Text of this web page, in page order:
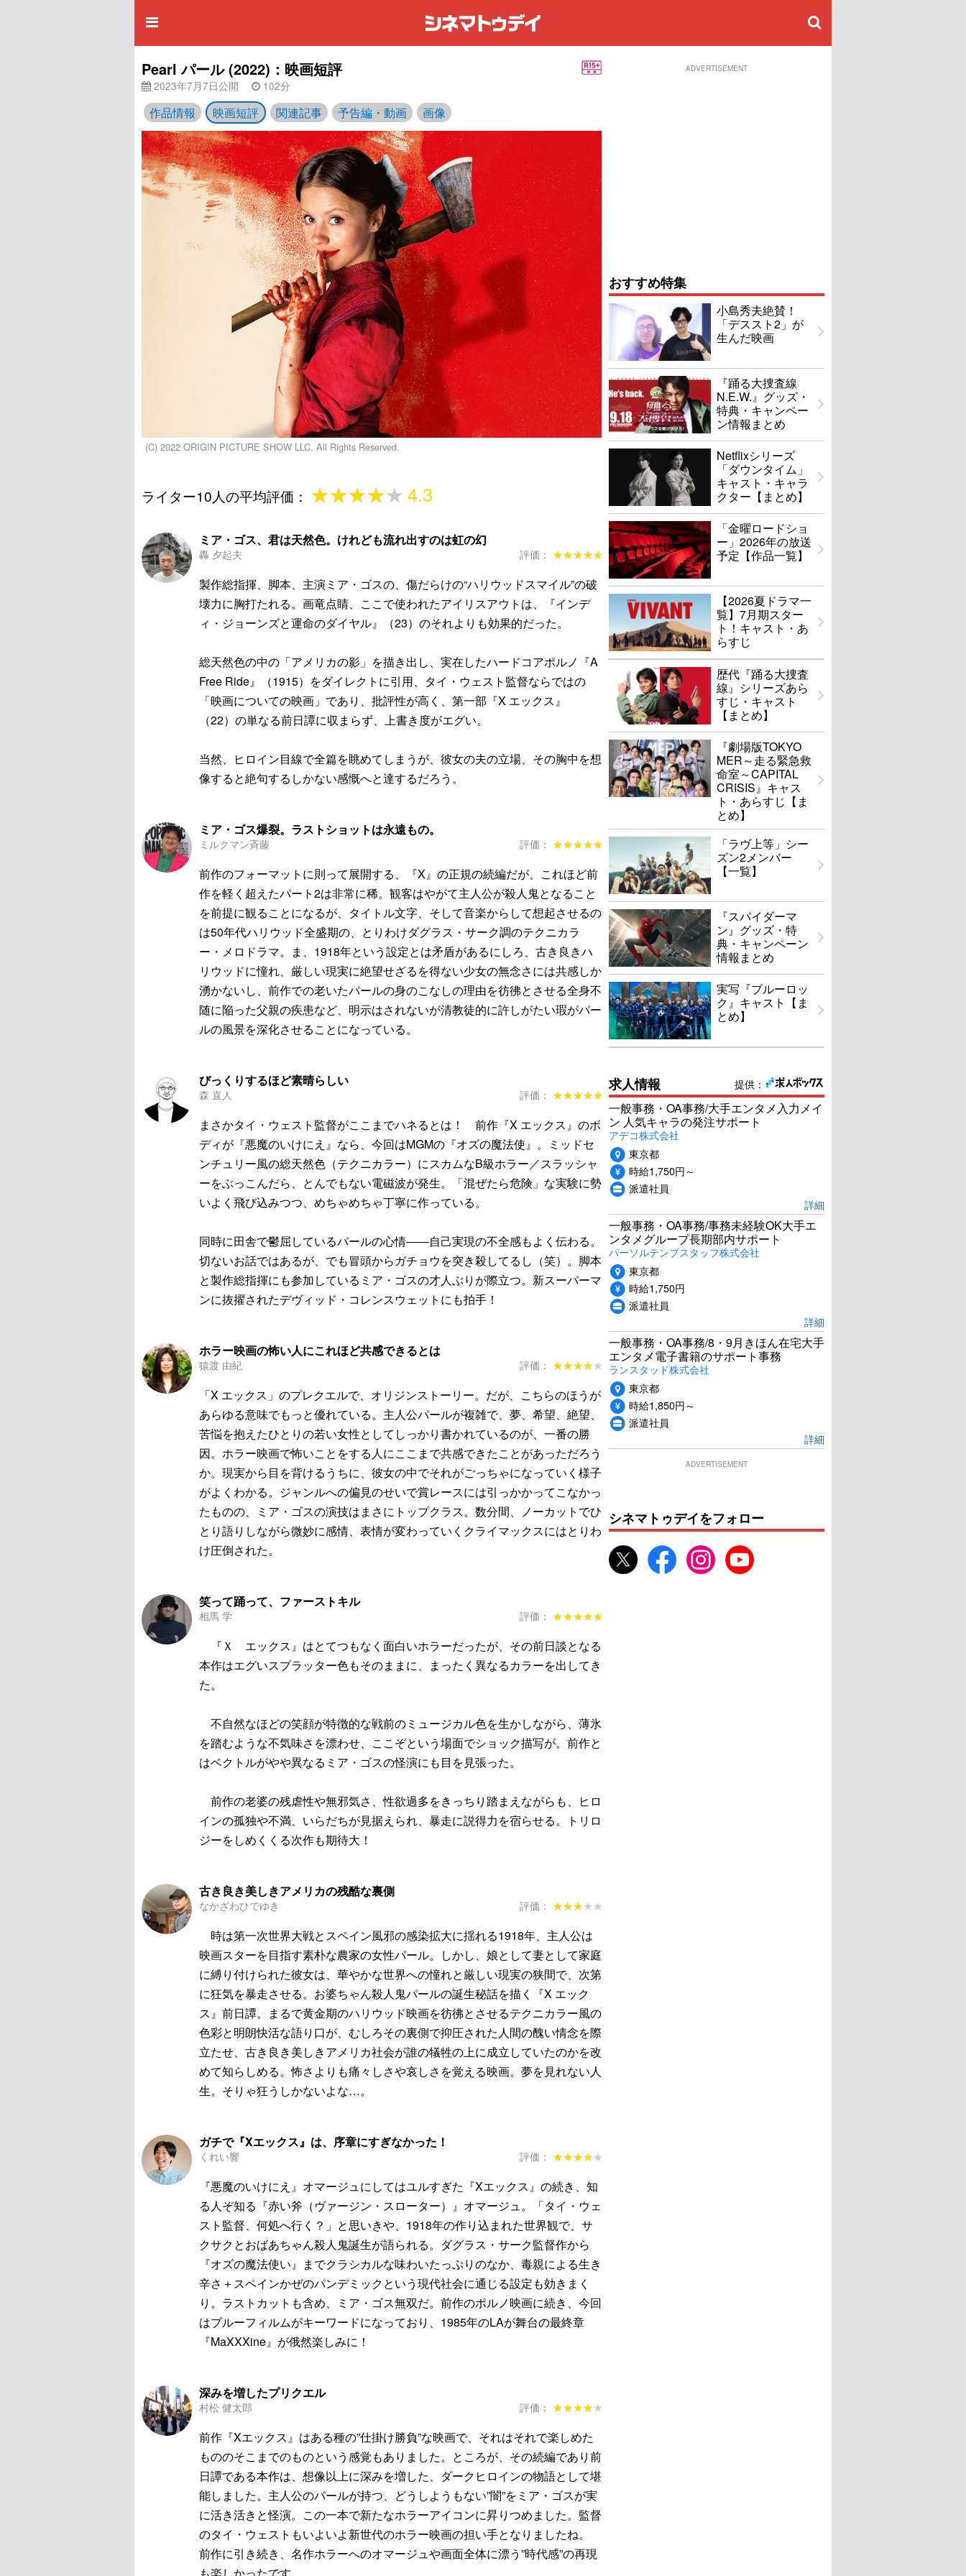
Pearl パール (2022)：映画短評
2023年7月7日公開 102分
作品情報 映画短評 関連記事 予告編・動画 画像
(C) 2022 ORIGIN PICTURE SHOW LLC. All Rights Reserved.
ライター10人の平均評価： ★★★★★
★★★★★4.3
ミア・ゴス、君は天然色。けれども流れ出すのは虹の幻
轟 夕起夫 評価： ★★★★★
★★★★★
製作総指揮、脚本、主演ミア・ゴスの、傷だらけの“ハリウッドスマイル”の破
壊力に胸打たれる。画竜点睛、ここで使われたアイリスアウトは、『インデ
ィ・ジョーンズと運命のダイヤル』（23）のそれよりも効果的だった。
総天然色の中の「アメリカの影」を描き出し、実在したハードコアポルノ『A
Free Ride』（1915）をダイレクトに引用、タイ・ウェスト監督ならではの
「映画についての映画」であり、批評性が高く、第一部『X エックス』
（22）の単なる前日譚に収まらず、上書き度がエグい。
当然、ヒロイン目線で全篇を眺めてしまうが、彼女の夫の立場、その胸中を想
像すると絶句するしかない感慨へと達するだろう。
ミア・ゴス爆裂。ラストショットは永遠もの。
ミルクマン斉藤 評価： ★★★★★
★★★★★
前作のフォーマットに則って展開する、『X』の正規の続編だが、これほど前
作を軽く超えたパート2は非常に稀。観客はやがて主人公が殺人鬼となること
を前提に観ることになるが、タイトル文字、そして音楽からして想起させるの
は50年代ハリウッド全盛期の、とりわけダグラス・サーク調のテクニカラ
ー・メロドラマ。ま、1918年という設定とは矛盾があるにしろ、古き良きハ
リウッドに憧れ、厳しい現実に絶望せざるを得ない少女の無念さには共感しか
湧かないし、前作での老いたパールの身のこなしの理由を彷彿とさせる全身不
随に陥った父親の疾患など、明示はされないが清教徒的に許しがたい瑕がパー
ルの風景を深化させることになっている。
びっくりするほど素晴らしい
森 直人 評価： ★★★★★
★★★★★
まさかタイ・ウェスト監督がここまでハネるとは！ 前作『X エックス』のボ
ディが『悪魔のいけにえ』なら、今回はMGMの『オズの魔法使』。ミッドセ
ンチュリー風の総天然色（テクニカラー）にスカムなB級ホラー／スラッシャ
ーをぶっこんだら、とんでもない電磁波が発生。「混ぜたら危険」な実験に勢
いよく飛び込みつつ、めちゃめちゃ丁寧に作っている。
同時に田舎で鬱屈しているパールの心情――自己実現の不全感もよく伝わる。
切ないお話ではあるが、でも冒頭からガチョウを突き殺してるし（笑）。脚本
と製作総指揮にも参加しているミア・ゴスの才人ぶりが際立つ。新スーパーマ
ンに抜擢されたデヴィッド・コレンスウェットにも拍手！
ホラー映画の怖い人にこれほど共感できるとは
猿渡 由紀 評価： ★★★★★
★★★★★
「X エックス」のプレクエルで、オリジンストーリー。だが、こちらのほうが
あらゆる意味でもっと優れている。主人公パールが複雑で、夢、希望、絶望、
苦悩を抱えたひとりの若い女性としてしっかり書かれているのが、一番の勝
因。ホラー映画で怖いことをする人にここまで共感できたことがあっただろう
か。現実から目を背けるうちに、彼女の中でそれがごっちゃになっていく様子
がよくわかる。ジャンルへの偏見のせいで賞レースには引っかかってこなかっ
たものの、ミア・ゴスの演技はまさにトップクラス。数分間、ノーカットでひ
とり語りしながら微妙に感情、表情が変わっていくクライマックスにはとりわ
け圧倒された。
笑って踊って、ファーストキル
相馬 学 評価： ★★★★★
★★★★★
『Ｘ エックス』はとてつもなく面白いホラーだったが、その前日談となる
本作はエグいスプラッター色もそのままに、まったく異なるカラーを出してき
た。
不自然なほどの笑顔が特徴的な戦前のミュージカル色を生かしながら、薄氷
を踏むような不気味さを漂わせ、ここぞという場面でショック描写が。前作と
はベクトルがやや異なるミア・ゴスの怪演にも目を見張った。
前作の老婆の残虐性や無邪気さ、性欲過多をきっちり踏まえながらも、ヒロ
インの孤独や不満、いらだちが見据えられ、暴走に説得力を宿らせる。トリロ
ジーをしめくくる次作も期待大！
古き良き美しきアメリカの残酷な裏側
なかざわひでゆき 評価： ★★★★★
★★★★★
時は第一次世界大戦とスペイン風邪の感染拡大に揺れる1918年、主人公は
映画スターを目指す素朴な農家の女性パール。しかし、娘として妻として家庭
に縛り付けられた彼女は、華やかな世界への憧れと厳しい現実の狭間で、次第
に狂気を暴走させる。お婆ちゃん殺人鬼パールの誕生秘話を描く『X エック
ス』前日譚。まるで黄金期のハリウッド映画を彷彿とさせるテクニカラー風の
色彩と明朗快活な語り口が、むしろその裏側で抑圧された人間の醜い情念を際
立たせ、古き良き美しきアメリカ社会が誰の犠牲の上に成立していたのかを改
めて知らしめる。怖さよりも痛々しさや哀しさを覚える映画。夢を見れない人
生。そりゃ狂うしかないよな…。
ガチで『Xエックス』は、序章にすぎなかった！
くれい響 評価： ★★★★★
★★★★★
『悪魔のいけにえ』オマージュにしてはユルすぎた『Xエックス』の続き、知
る人ぞ知る『赤い斧（ヴァージン・スローター）』オマージュ。「タイ・ウェ
スト監督、何処へ行く？」と思いきや、1918年の作り込まれた世界観で、サ
クサクとおばあちゃん殺人鬼誕生が語られる。ダグラス・サーク監督作から
『オズの魔法使い』までクラシカルな味わいたっぷりのなか、毒親による生き
辛さ＋スペインかぜのパンデミックという現代社会に通じる設定も効きまく
り。ラストカットも含め、ミア・ゴス無双だ。前作のポルノ映画に続き、今回
はブルーフィルムがキーワードになっており、1985年のLAが舞台の最終章
『MaXXXine』が俄然楽しみに！
深みを増したプリクエル
村松 健太郎 評価： ★★★★★
★★★★★
前作『Xエックス』はある種の”仕掛け勝負”な映画で、それはそれで楽しめた
もののそこまでのものという感覚もありました。ところが、その続編であり前
日譚である本作は、想像以上に深みを増した、ダークヒロインの物語として堪
能しました。主人公のパールが持つ、どうしようもない”闇”をミア・ゴスが実
に活き活きと怪演。この一本で新たなホラーアイコンに昇りつめました。監督
のタイ・ウェストもいよいよ新世代のホラー映画の担い手となりましたね。
前作に引き続き、名作ホラーへのオマージュや画面全体に漂う”時代感”の再現
ADVERTISEMENT
おすすめ特集
小島秀夫絶賛！
「デススト2」が
生んだ映画
『踊る大捜査線
N.E.W.』グッズ・
特典・キャンペー
ン情報まとめ
Netflixシリーズ
「ダウンタイム」
キャスト・キャラ
クター【まとめ】
「金曜ロードショ
ー」2026年の放送
予定【作品一覧】
【2026夏ドラマ一
覧】7月期スター
ト！キャスト・あ
らすじ
歴代『踊る大捜査
線』シリーズあら
すじ・キャスト
【まとめ】
『劇場版TOKYO
MER～走る緊急救
命室～CAPITAL
CRISIS』キャス
ト・あらすじ【ま
とめ】
「ラヴ上等」シー
ズン2メンバー
【一覧】
『スパイダーマ
ン』グッズ・特
典・キャンペーン
情報まとめ
実写『ブルーロッ
ク』キャスト【ま
とめ】
提供：
求人情報
一般事務・OA事務/大手エンタメ入力メイ
ン 人気キャラの発注サポート
アデコ株式会社
東京都
時給1,750円～
派遣社員
詳細
一般事務・OA事務/事務未経験OK大手エ
ンタメグループ長期部内サポート
パーソルテンプスタッフ株式会社
東京都
時給1,750円
派遣社員
詳細
一般事務・OA事務/8・9月きほん在宅大手
エンタメ電子書籍のサポート事務
ランスタッド株式会社
東京都
時給1,850円～
派遣社員
詳細
ADVERTISEMENT
シネマトゥデイをフォロー